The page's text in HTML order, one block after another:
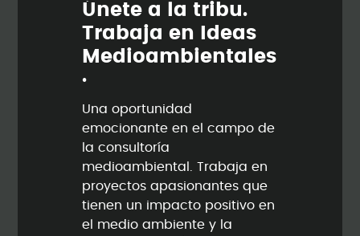
Únete a la tribu.
Trabaja en Ideas
Medioambienta les
.
Una oportunidad
emocionante en el campo de
la consultoría
medioambiental. Trabaja en
proyectos apasionantes que
tienen un impacto positivo en
el medio ambiente y la